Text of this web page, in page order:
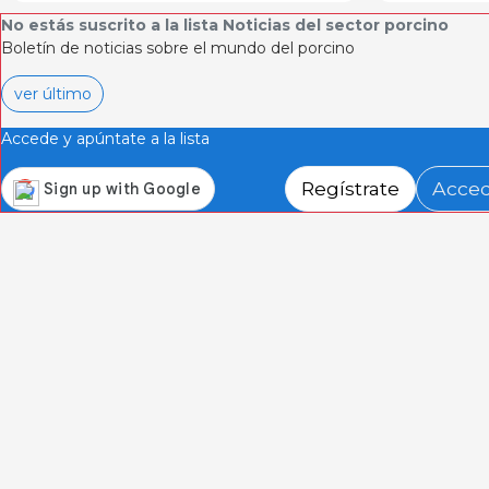
No estás suscrito a la lista Noticias del sector porcino
Boletín de noticias sobre el mundo del porcino
ver último
Accede y apúntate a la lista
Regístrate